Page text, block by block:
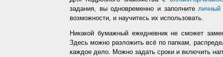
задания, вы одновременно и заполнителичный
возможности, и научитесь их использовать.
Никакой бумажный ежедневник не сможет
Здесь можно разложить всё по папкам,
каждое дело. Можно задать сроки и включить